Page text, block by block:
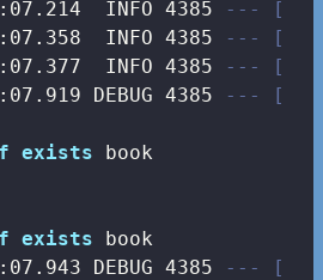
INFO 4385 --- [
INFO 4385 --- [
INFO 4385 --- [
DEBUG 4385 --- [
exists book
exists
: 07.943 DEBUG 4385 --- [